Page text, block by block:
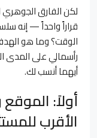
لكن الفارق الجوهري
قراراً واحداً — إنه
الوقت؟ وما هو
رأسمالي على المدى
أيهما أنسب لك.
أولاً:
الأقرب